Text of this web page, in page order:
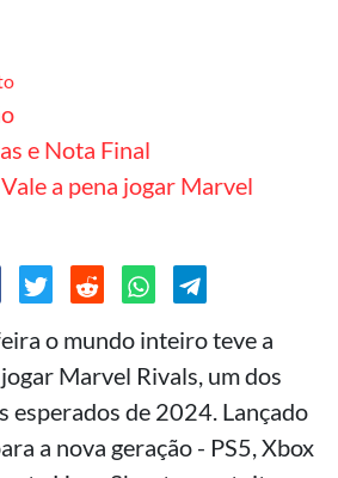
e Nota Final
a pena jogar Marvel
o mundo inteiro teve a
Marvel Rivals, um dos
esperados de 2024. Lançado
a nova geração - PS5, Xbox